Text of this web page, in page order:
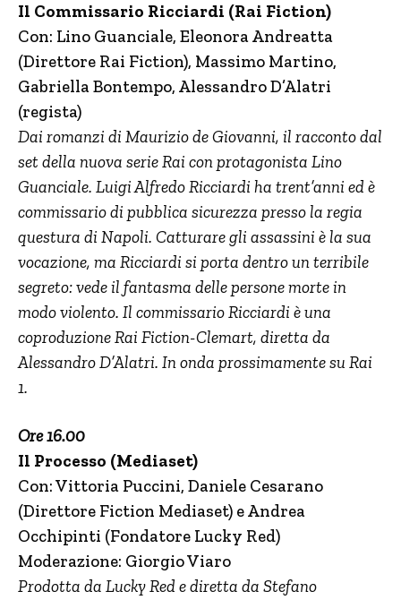
Il Commissario Ricciardi (Rai Fiction)
Con: Lino Guanciale, Eleonora Andreatta
(Direttore Rai Fiction), Massimo Martino,
Gabriella Bontempo, Alessandro D’Alatri
(regista)
Dai romanzi di Maurizio de Giovanni, il racconto dal
set della nuova serie Rai con protagonista Lino
Guanciale. Luigi Alfredo Ricciardi ha trent’anni ed è
commissario di pubblica sicurezza presso la regia
questura di Napoli. Catturare gli assassini è la sua
vocazione, ma Ricciardi si porta dentro un terribile
segreto: vede il fantasma delle persone morte in
modo violento. Il commissario Ricciardi è una
coproduzione Rai Fiction-Clemart, diretta da
Alessandro D’Alatri. In onda prossimamente su Rai
1.
Ore 16.00
Il Processo (Mediaset)
Con: Vittoria Puccini, Daniele Cesarano
(Direttore Fiction Mediaset) e Andrea
Occhipinti (Fondatore Lucky Red)
Moderazione: Giorgio Viaro
Prodotta da Lucky Red e diretta da Stefano